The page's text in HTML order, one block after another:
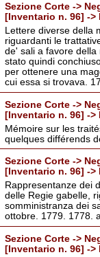
Sezione Corte ->
[Inventario n. 96] ->
Lettere diverse
riguardanti le
de' sali a favore della
stato quindi
per ottenere una
cui essa si trovava.
Sezione Corte ->
[Inventario n. 96] ->
Mémoire sur les
quelques différends
Sezione Corte ->
[Inventario n. 96] ->
Rappresentanze dei
delle Regie gabelle,
somministranza dei
ottobre. 1779. 1778.
Sezione Corte ->
[Inventario n. 96] ->